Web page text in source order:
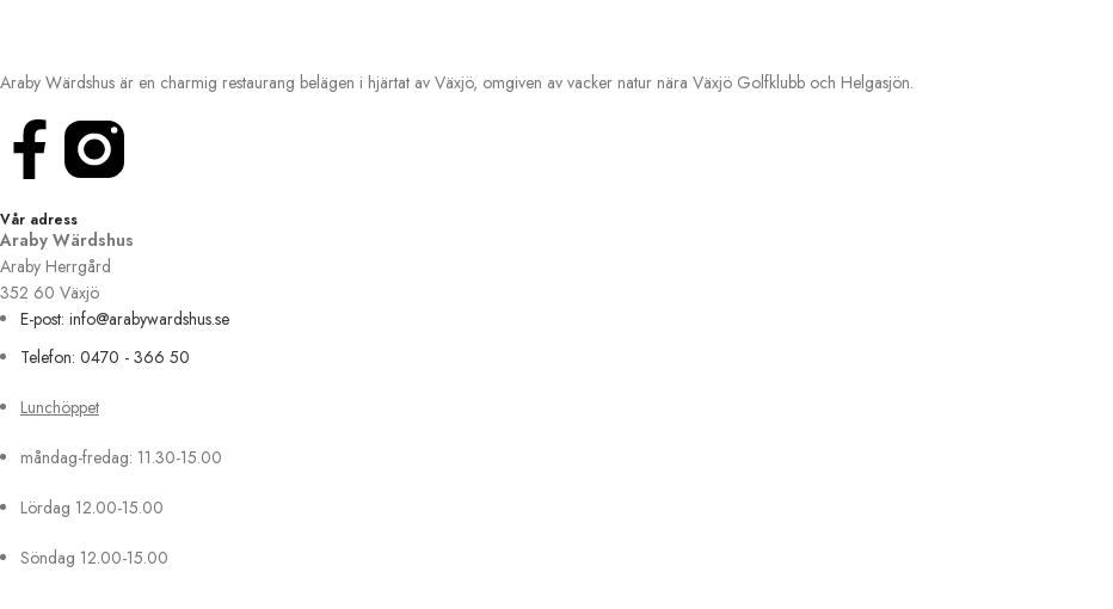
Araby Wärdshus är en charmig restaurang belägen i hjärtat av Växjö, omgiven av vacker natur nära Växjö Golfklubb och Helgasjön.
Vår adress
Araby Wärdshus
Araby Herrgård
352 60 Växjö
E-post: info@arabywardshus.se
Telefon: 0470 - 366 50
Lunchöppet
måndag-fredag: 11.30-15.00
Lördag 12.00-15.00
Söndag 12.00-15.00